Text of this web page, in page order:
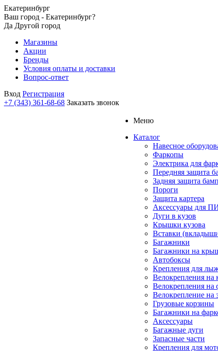
Екатеринбург
Ваш город - Екатеринбург?
Да Другой город
Магазины
Акции
Бренды
Условия оплаты и доставки
Вопрос-ответ
Вход Регистрация
+7 (343) 361-68-68 Заказать звонок
Меню
Каталог
Навесное
Фаркопы
Электрика для
Передняя защита
Задняя защита
Пороги
Защита картера
Аксессуары для
Дуги в кузов
Крышки кузова
Вставки
Багажники
Багажники на
Автобоксы
Крепления для
Велокрепления
Велокрепления на
Велокрепление на
Грузовые корзины
Багажники на
Аксессуары
Багажные дуги
Запасные части
Крепления для